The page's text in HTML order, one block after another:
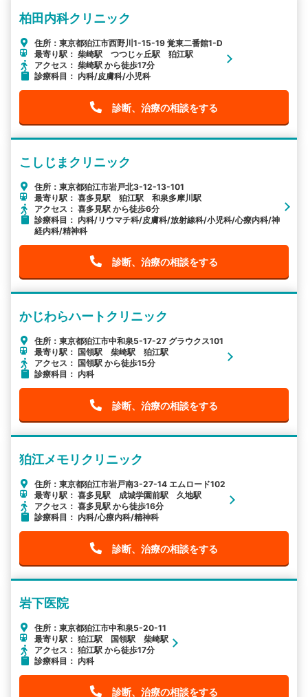
柏田内科クリニック
住所：東京都狛江市西野川1-15-19 覚東二番館1-D
最寄り駅： 柴崎駅 つつじヶ丘駅 狛江駅
アクセス： 柴崎駅 から徒歩17分
診療科目： 内科/皮膚科/小児科
診断、治療の相談をする
こしじまクリニック
住所：東京都狛江市岩戸北3-12-13-101
最寄り駅： 喜多見駅 狛江駅 和泉多摩川駅
アクセス： 喜多見駅 から徒歩6分
診療科目： 内科/リウマチ科/皮膚科/放射線科/小児科/心療内科/神
経内科/精神科
診断、治療の相談をする
かじわらハートクリニック
住所：東京都狛江市中和泉5-17-27 グラウクス101
最寄り駅： 国領駅 柴崎駅 狛江駅
アクセス： 国領駅 から徒歩15分
診療科目： 内科
診断、治療の相談をする
狛江メモリクリニック
住所：東京都狛江市岩戸南3-27-14 エムロード102
最寄り駅： 喜多見駅 成城学園前駅 久地駅
アクセス： 喜多見駅 から徒歩16分
診療科目： 内科/心療内科/精神科
診断、治療の相談をする
岩下医院
住所：東京都狛江市中和泉5-20-11
最寄り駅： 狛江駅 国領駅 柴崎駅
アクセス： 狛江駅 から徒歩17分
診療科目： 内科
診断、治療の相談をする